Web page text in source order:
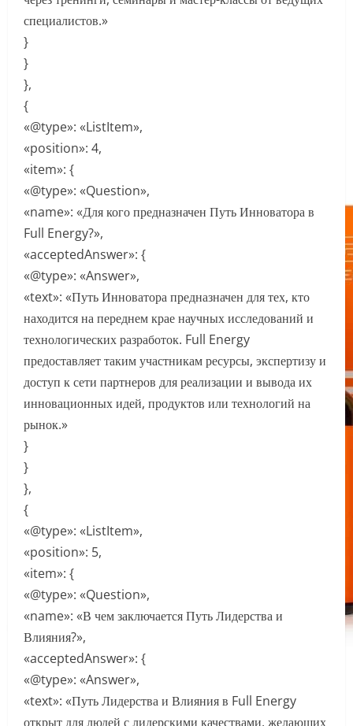
специалистов.»
}
}
},
{
«@type»: «ListItem»,
«position»: 4,
«item»: {
«@type»: «Question»,
«name»: «Для кого предназначен Путь Инноватора в
Full Energy?»,
«acceptedAnswer»: {
«@type»: «Answer»,
«text»: «Путь Инноватора предназначен для тех, кто
находится на переднем крае научных исследований и
технологических разработок. Full Energy
предоставляет таким участникам ресурсы, экспертизу и
доступ к сети партнеров для реализации и вывода их
инновационных идей, продуктов или технологий на
рынок.»
}
}
},
{
«@type»: «ListItem»,
«position»: 5,
«item»: {
«@type»: «Question»,
«name»: «В чем заключается Путь Лидерства и
Влияния?»,
«acceptedAnswer»: {
«@type»: «Answer»,
«text»: «Путь Лидерства и Влияния в Full Energy
открыт для людей с лидерскими качествами, желающих